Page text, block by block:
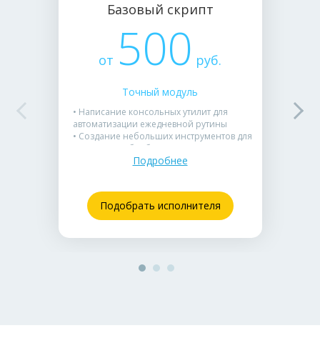
Базовый скрипт
от 500 руб.
Точный модуль
• Написание консольных утилит для
автоматизации ежедневной рутины
• Создание небольших инструментов для
парсинга и обработки данных
• Отличное решение, если нужно быстро
Подробнее
Подобрать исполнителя